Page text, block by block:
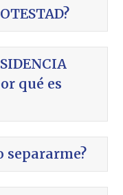
qué es
separarme?